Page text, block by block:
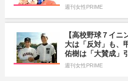
週刊女性PRIME
【高校野球７イ
大は「反対」も、
佑樹は「大賛成」
週刊女性PRIME